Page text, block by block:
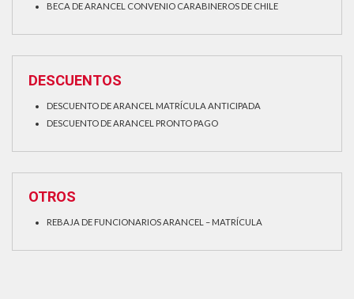
BECA DE ARANCEL CONVENIO CARABINEROS DE CHILE
DESCUENTOS
DESCUENTO DE ARANCEL MATRÍCULA ANTICIPADA
DESCUENTO DE ARANCEL PRONTO PAGO
OTROS
REBAJA DE FUNCIONARIOS ARANCEL – MATRÍCULA